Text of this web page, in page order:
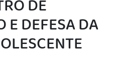
DE
E DEFESA DA